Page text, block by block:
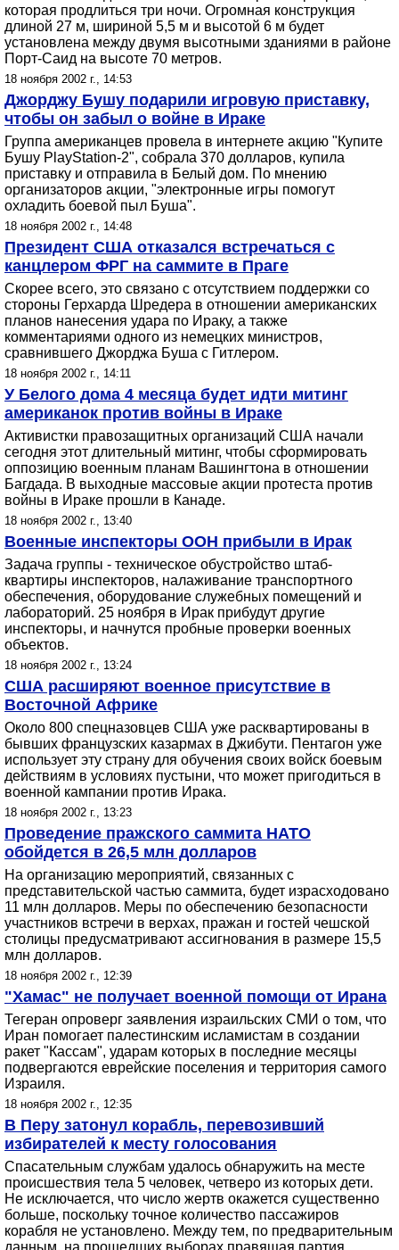
которая продлиться три ночи. Огромная конструкция
длиной 27 м, шириной 5,5 м и высотой 6 м будет
установлена между двумя высотными зданиями в районе
Порт-Саид на высоте 70 метров.
18 ноября 2002 г., 14:53
Джорджу Бушу подарили игровую приставку,
чтобы он забыл о войне в Ираке
Группа американцев провела в интернете акцию "Купите
Бушу PlayStation-2", собрала 370 долларов, купила
приставку и отправила в Белый дом. По мнению
организаторов акции, "электронные игры помогут
охладить боевой пыл Буша".
18 ноября 2002 г., 14:48
Президент США отказался встречаться с
канцлером ФРГ на саммите в Праге
Скорее всего, это связано с отсутствием поддержки со
стороны Герхарда Шредера в отношении американских
планов нанесения удара по Ираку, а также
комментариями одного из немецких министров,
сравнившего Джорджа Буша с Гитлером.
18 ноября 2002 г., 14:11
У Белого дома 4 месяца будет идти митинг
американок против войны в Ираке
Активистки правозащитных организаций США начали
сегодня этот длительный митинг, чтобы сформировать
оппозицию военным планам Вашингтона в отношении
Багдада. В выходные массовые акции протеста против
войны в Ираке прошли в Канаде.
18 ноября 2002 г., 13:40
Военные инспекторы ООН прибыли в Ирак
Задача группы - техническое обустройство штаб-
квартиры инспекторов, налаживание транспортного
обеспечения, оборудование служебных помещений и
лабораторий. 25 ноября в Ирак прибудут другие
инспекторы, и начнутся пробные проверки военных
объектов.
18 ноября 2002 г., 13:24
США расширяют военное присутствие в
Восточной Африке
Около 800 спецназовцев США уже расквартированы в
бывших французских казармах в Джибути. Пентагон уже
использует эту страну для обучения своих войск боевым
действиям в условиях пустыни, что может пригодиться в
военной кампании против Ирака.
18 ноября 2002 г., 13:23
Проведение пражского саммита НАТО
обойдется в 26,5 млн долларов
На организацию мероприятий, связанных с
представительской частью саммита, будет израсходовано
11 млн долларов. Меры по обеспечению безопасности
участников встречи в верхах, пражан и гостей чешской
столицы предусматривают ассигнования в размере 15,5
млн долларов.
18 ноября 2002 г., 12:39
"Хамас" не получает военной помощи от Ирана
Тегеран опроверг заявления израильских СМИ о том, что
Иран помогает палестинским исламистам в создании
ракет "Кассам", ударам которых в последние месяцы
подвергаются еврейские поселения и территория самого
Израиля.
18 ноября 2002 г., 12:35
В Перу затонул корабль, перевозивший
избирателей к месту голосования
Спасательным службам удалось обнаружить на месте
происшествия тела 5 человек, четверо из которых дети.
Не исключается, что число жертв окажется существенно
больше, поскольку точное количество пассажиров
корабля не установлено. Между тем, по предварительным
данным, на прошедших выборах правящая партия